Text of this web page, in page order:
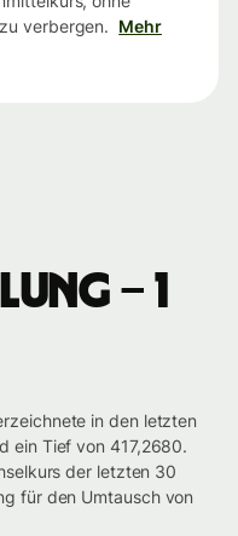
verbergen. Mehr
– 1
in den letzten
ein Tief von 417,2680.
der letzten 30
für den Umtausch von